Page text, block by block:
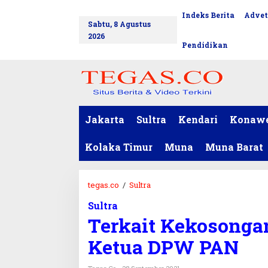
Sabtu, 8 Agustus
2026
Indeks Berita
Pendidikan
Jakarta Sultra Kendari
Kolaka Timur Muna Muna Barat
tegas.co / Sultra
k
a
i
t
Sultra
Terkait
Ketua DPW PAN